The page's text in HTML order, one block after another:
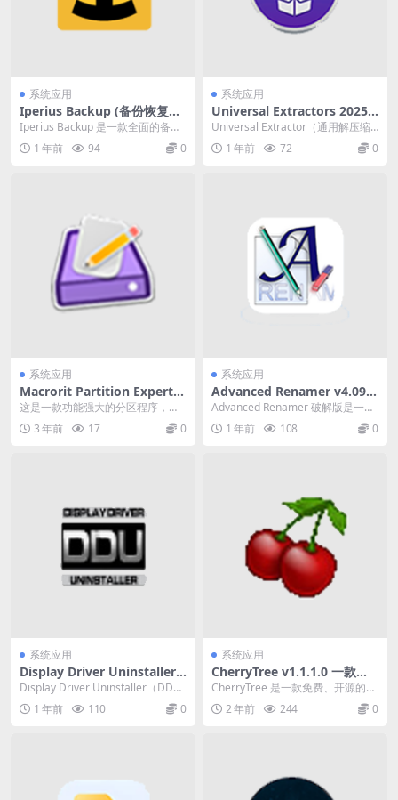
系统应用
Iperius Backup (备份恢复软
件) v8.5.6 中文破解版
Iperius Backup 是一款全面的备份
和恢复软件，可以帮助用户对计算
机数...1 年前 94 0
系统应用
Universal Extractors 2025-
04-14 一款免费的解压缩软件
Universal Extractor（通用解压缩
器）是一款免费的解压缩软件，
旨...1 年前 72 0
系统应用
Macrorit Partition Expert v
8.1.0.0 一款功能强大的分区程
序
这是一款功能强大的分区程序，它
可以扩展分区、修复低磁盘空间问
题，在MBR和GPT...
3 年前 17 0
系统应用
Advanced Renamer v4.09
文件重命名工具便携版下载
Advanced Renamer 破解版是一款
可以对文件进行批量重命名的工
具。它...
1 年前 108 0
系统应用
Display Driver Uninstaller v
18.1.0.0一款用于彻底卸载显
卡驱动程序的实用工具
Display Driver Uninstaller（DD
U）是一款用于彻底卸载...
1 年前 110 0
系统应用
CherryTree v1.1.1.0 一款免
费、开源的笔记管理软件
CherryTree 是一款免费、开源的笔
记管理软件，可以用于组织、编辑
和管理各...
2 年前 244 0